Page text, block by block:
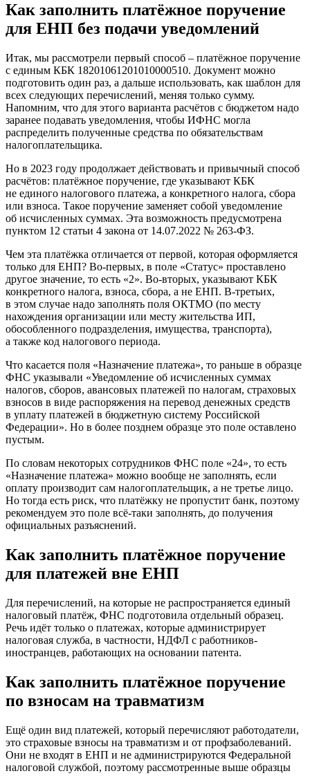
Как заполнить платёжное поручение
для ЕНП без подачи уведомлений
Итак, мы рассмотрели первый способ – платёжное поручение
с единым КБК 18201061201010000510. Документ можно
подготовить один раз, а дальше использовать, как шаблон для
всех следующих перечислений, меняя только сумму.
Напомним, что для этого варианта расчётов с бюджетом надо
заранее подавать уведомления, чтобы ИФНС могла
распределить полученные средства по обязательствам
налогоплательщика.
Но в 2023 году продолжает действовать и привычный способ
расчётов: платёжное поручение, где указывают КБК
не единого налогового платежа, а конкретного налога, сбора
или взноса. Такое поручение заменяет собой уведомление
об исчисленных суммах. Эта возможность предусмотрена
пунктом 12 статьи 4 закона от 14.07.2022 № 263-ФЗ.
Чем эта платёжка отличается от первой, которая оформляется
только для ЕНП? Во-первых, в поле «Статус» проставлено
другое значение, то есть «2». Во-вторых, указывают КБК
конкретного налога, взноса, сбора, а не ЕНП. В-третьих,
в этом случае надо заполнять поля ОКТМО (по месту
нахождения организации или месту жительства ИП,
обособленного подразделения, имущества, транспорта),
а также код налогового периода.
Что касается поля «Назначение платежа», то раньше в образце
ФНС указывали «Уведомление об исчисленных суммах
налогов, сборов, авансовых платежей по налогам, страховых
взносов в виде распоряжения на перевод денежных средств
в уплату платежей в бюджетную систему Российской
Федерации». Но в более позднем образце это поле оставлено
пустым.
По словам некоторых сотрудников ФНС поле «24», то есть
«Назначение платежа» можно вообще не заполнять, если
оплату производит сам налогоплательщик, а не третье лицо.
Но тогда есть риск, что платёжку не пропустит банк, поэтому
рекомендуем это поле всё-таки заполнять, до получения
официальных разъяснений.
Как заполнить платёжное поручение
для платежей вне ЕНП
Для перечислений, на которые не распространяется единый
налоговый платёж, ФНС подготовила отдельный образец.
Речь идёт только о платежах, которые администрирует
налоговая служба, в частности, НДФЛ с работников-
иностранцев, работающих на основании патента.
Как заполнить платёжное поручение
по взносам на травматизм
Ещё один вид платежей, который перечисляют работодатели,
это страховые взносы на травматизм и от профзаболеваний.
Они не входят в ЕНП и не администрируются Федеральной
налоговой службой, поэтому рассмотренные выше образцы